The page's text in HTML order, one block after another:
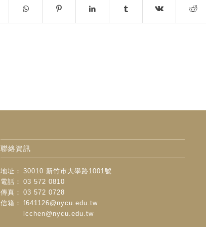
聯絡資訊
地址：
30010 新竹市大學路1001號
電話：
03 572 0810
傳真：
03 572 0728
信箱：
f641126@nycu.edu.tw
lcchen@nycu.edu.tw